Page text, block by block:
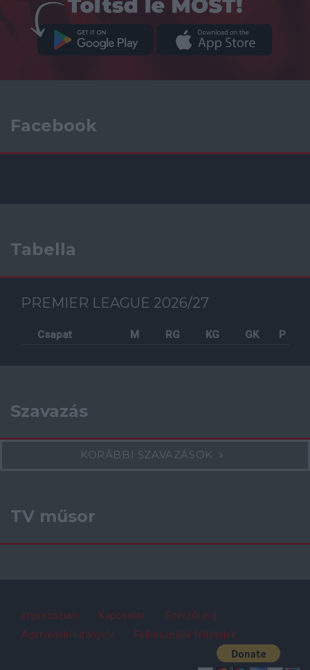
Facebook
Tabella
PREMIER LEAGUE 2026/27
Csapat M RG KG GK P
Szavazás
KORÁBBI SZAVAZÁSOK
TV műsor
Impresszum Kapcsolat
Szerzői jog
Adatvédelmi irányelv
Felhasználói feltételek